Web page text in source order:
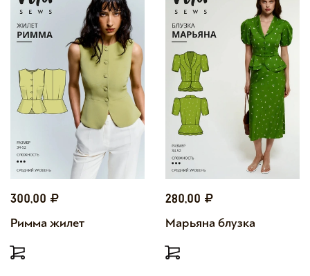
300,00
Римма жилет
280,00
Марьяна блузка